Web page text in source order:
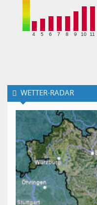
4 5 6 7 8 9 10 11
WETTER-RADAR